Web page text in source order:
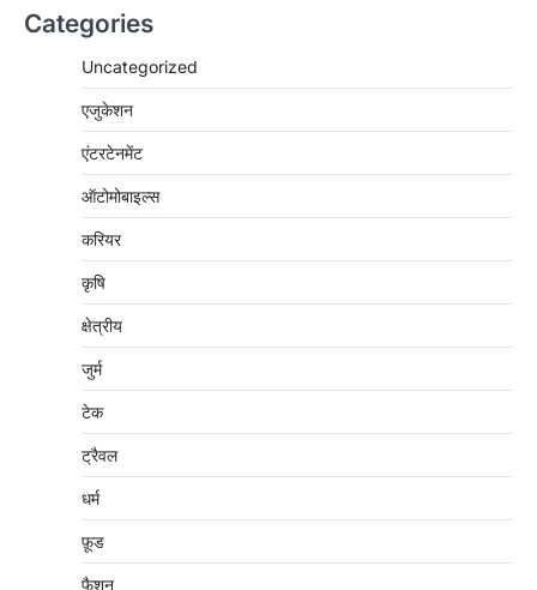
Categories
Uncategorized
एजुकेशन
एंटरटेनमेंट
ऑटोमोबाइल्स
करियर
कृषि
क्षेत्रीय
जुर्म
टेक
ट्रैवल
धर्म
फ़ूड
फैशन